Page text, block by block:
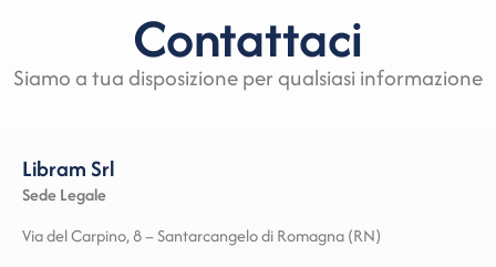
Contattaci
Siamo a tua disposizione per qualsiasi informazione
Libram Srl
Sede Legale
Via del Carpino, 8 – Santarcangelo di Romagna (RN)